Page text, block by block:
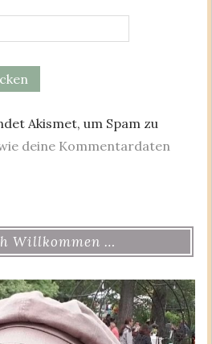
Akismet, um Spam zu
deine Kommentardaten
Willkommen …